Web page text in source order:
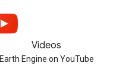
Videos
Earth Engine on YouTube